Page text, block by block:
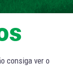
consiga ver o